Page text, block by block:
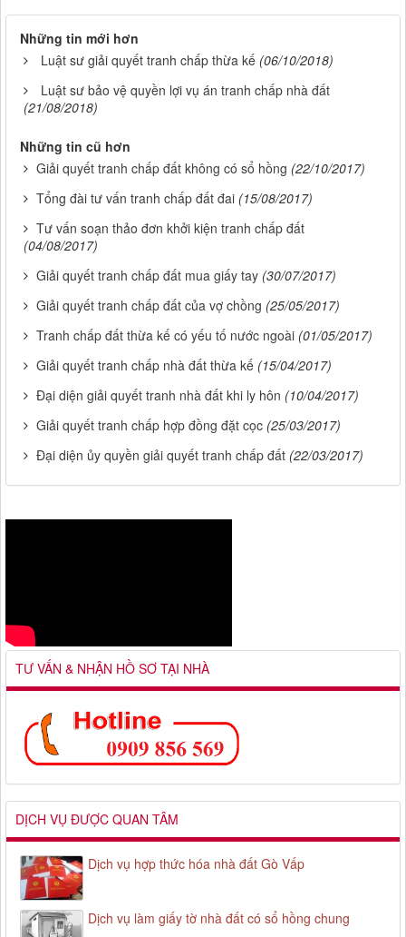
Những tin mới hơn
Luật sư giải quyết tranh chấp thừa kế (06/10/2018)
Luật sư bảo vệ quyền lợi vụ án tranh chấp nhà đất
(21/08/2018)
Những tin cũ hơn
Giải quyết tranh chấp đất không có sổ hồng (22/10/2017)
Tổng đài tư vấn tranh chấp đất đai (15/08/2017)
Tư vấn soạn thảo đơn khởi kiện tranh chấp đất
(04/08/2017)
Giải quyết tranh chấp đất mua giấy tay (30/07/2017)
Giải quyết tranh chấp đất của vợ chồng (25/05/2017)
Tranh chấp đất thừa kế có yếu tố nước ngoài (01/05/2017)
Giải quyết tranh chấp nhà đất thừa kế (15/04/2017)
Đại diện giải quyết tranh nhà đất khi ly hôn (10/04/2017)
Giải quyết tranh chấp hợp đồng đặt cọc (25/03/2017)
Đại diện ủy quyền giải quyết tranh chấp đất (22/03/2017)
TƯ VẤN & NHẬN HỒ SƠ TẠI NHÀ
DỊCH VỤ ĐƯỢC QUAN TÂM
Dịch vụ hợp thức hóa nhà đất Gò Vấp
Dịch vụ làm giấy tờ nhà đất có sổ hồng chung